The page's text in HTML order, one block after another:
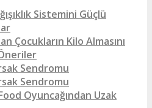
Sistemini Güçlü
Çocukların Kilo Almasını
Sendromu
Sendromu
Oyuncağından Uzak